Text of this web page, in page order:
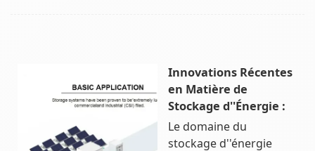
Innovations Récentes
en Matière de
Stockage d''Énergie :
Le domaine du
stockage d''énergie